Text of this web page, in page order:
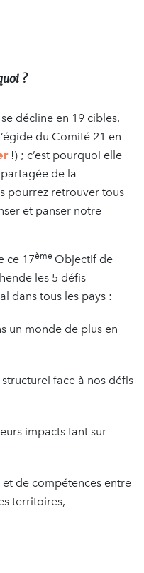
?
décline en 19 cibles.
du Comité 21 en
!) ; c’est pourquoi elle
de la
pourrez retrouver tous
et panser notre
ce 17ème Objectif de
les 5 défis
dans tous les pays :
un monde de plus en
face à nos défis
impacts tant sur
de compétences entre
territoires,